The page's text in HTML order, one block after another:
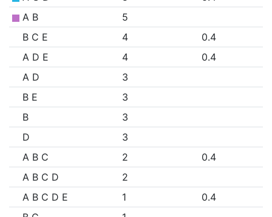
A B
5
B C E
4
0.4
A D E
4
0.4
A D
3
B E
3
B
3
D
3
A B C
2
0.4
A B C D
2
A B C D E
1
0.4